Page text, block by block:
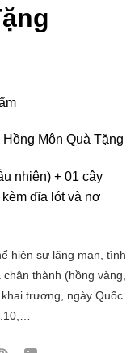
Môn Quà Tặng
nhiên) + 01 cây
dĩa lót và nơ
hiện sự lãng mạn, tình
thành (hồng vàng,
trương, ngày Quốc